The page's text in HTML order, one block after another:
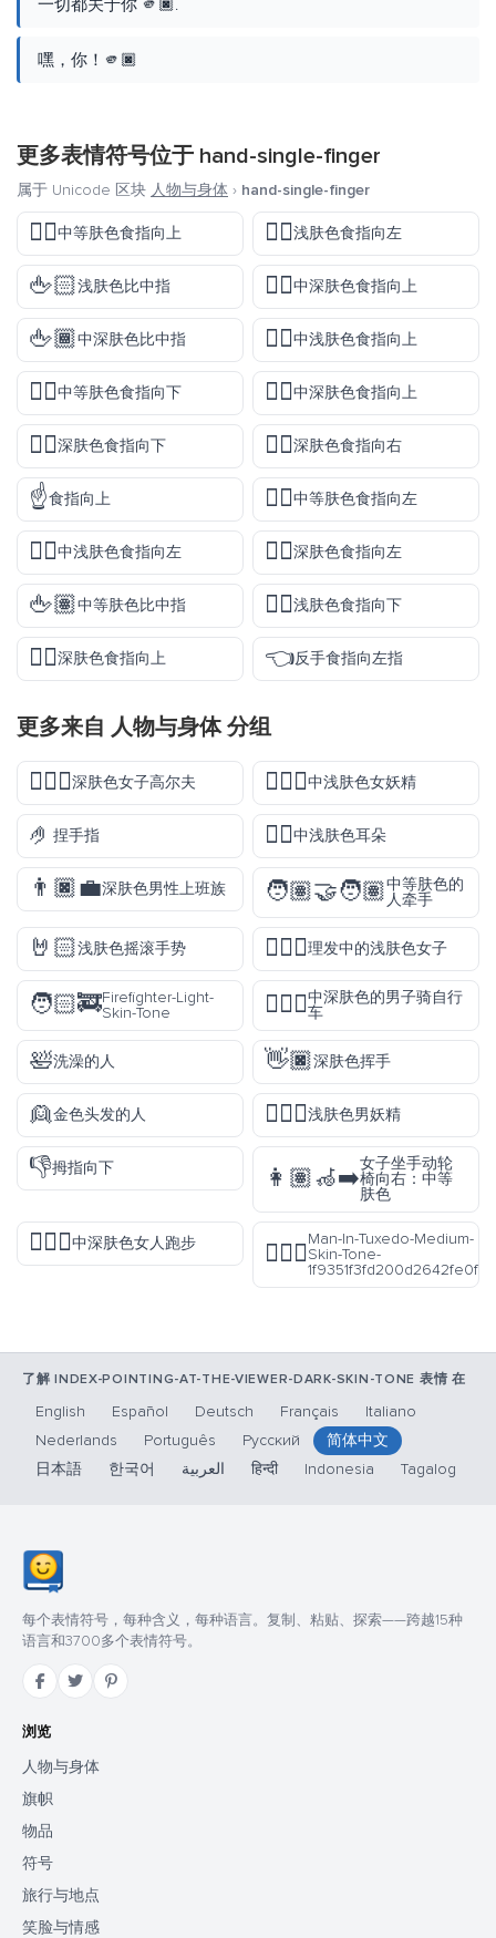
一切都关于你 🫵🏿.
嘿，你！🫵🏿
更多表情符号位于 hand-single-finger
属于 Unicode 区块 人物与身体 › hand-single-finger
👆🏽中等肤色食指向上 👈🏻浅肤色食指向左
🖕🏻浅肤色比中指 👆🏾中深肤色食指向上
🖕🏾中深肤色比中指 ☝🏼中浅肤色食指向上
👇🏽中等肤色食指向下 ☝🏾中深肤色食指向上
👇🏿深肤色食指向下 👉🏿深肤色食指向右
☝️食指向上 👈🏽中等肤色食指向左
👈🏼中浅肤色食指向左 👈🏿深肤色食指向左
🖕🏽中等肤色比中指 👇🏻浅肤色食指向下
☝🏿深肤色食指向上 👈反手食指向左指
更多来自 人物与身体分组
🏌🏿‍♀️深肤色女子高尔夫 🧚🏼‍♀️中浅肤色女妖精
🤌 捏手指 👂🏼中浅肤色耳朵
👨🏿‍💼深肤色男性上班族 🧑🏽‍🤝‍🧑🏽中等肤色的
人牵手
🤘🏻浅肤色摇滚手势 💇🏻‍♀️理发中的浅肤色女子
🧑🏻‍🚒Firefighter-Light-
Skin-Tone
🚴🏾‍♂️中深肤色的男子骑自行
车
🛀洗澡的人 👋🏿深肤色挥手
👱金色头发的人 🧚🏻‍♂️浅肤色男妖精
👎拇指向下 👩🏽‍🦽‍➡️
女子坐手动轮
椅向右：中等
肤色
🏃🏾‍♀️中深肤色女人跑步 🤵🏽‍♂️
Man-In-Tuxedo-Medium-
Skin-Tone-
1f9351f3fd200d2642fe0f
了解 INDEX-POINTING-AT-THE-VIEWER-DARK-SKIN-TONE 表情 在
English Español Deutsch Français
Italiano
Nederlands
Português Русский
简体中文
日本語
한국어 العربية हिन्दी Indonesia Tagalog
每个表情符号，每种含义，每种语言。复制、粘贴、探索——跨越15种
语言和3700多个表情符号。
浏览
人物与身体
旗帜
物品
符号
旅行与地点
笑脸与情感